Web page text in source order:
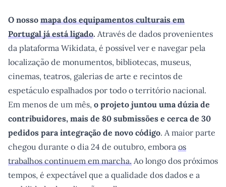
O nosso mapa dos equipamentos culturais em
Portugal já está ligado. Através de dados provenientes
da plataforma Wikidata, é possível ver e navegar pela
localização de monumentos, bibliotecas, museus,
cinemas, teatros, galerias de arte e recintos de
espetáculo espalhados por todo o território nacional.
Em menos de um mês, o projeto juntou uma dúzia de
contribuidores, mais de 80 submissões e cerca de 30
pedidos para integração de novo código. A maior parte
chegou durante o dia 24 de outubro, embora os
trabalhos continuem em marcha. Ao longo dos próximos
tempos, é expectável que a qualidade dos dados e a